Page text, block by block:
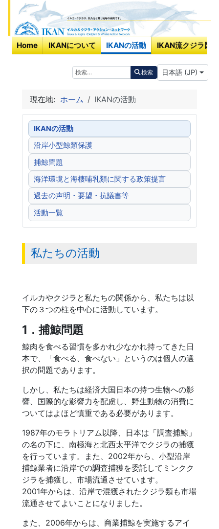
検索 検索 あなたが使う言
日本語 (JP)
Home IKANについて IKANの活動 IKAN流クジラ図鑑
現在地: ホーム IKANの活動
IKANの活動
沿岸小型鯨類保護
捕鯨問題
海洋環境と海棲哺乳類に関する政策提言
過去の声明・要望・抗議書等
活動一覧
私たちの活動
イルカやクジラと私たちの関係から、私たちは以
下の３つの柱を中心に活動しています。
1．捕鯨問題
鯨肉を食べる習慣を多かれ少なかれ持ってきた日
本で、「食べる、食べない」というのは個人の選
択の問題であります。
しかし、私たちは経済大国日本の持つ生物への影
響、国際的な影響力を配慮し、野生動物の消費に
ついてはよほど慎重である必要があります。
1987年のモラトリアム以降、日本は「調査捕鯨」
の名の下に、南極海と北西太平洋でクジラの捕獲
を行っています。また、2002年から、小型沿岸
捕鯨業者に沿岸での調査捕獲を委託してミンクク
ジラを捕獲し、市場流通させています。
2001年からは、沿岸で混獲されたクジラ類も市場
流通させてよいことになりました。
また、2006年からは、商業捕鯨を実施するアイ